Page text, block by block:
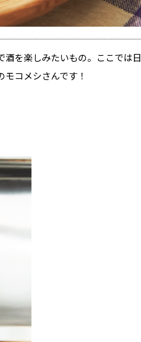
を楽しみたいもの。ここでは日
コメシさんです！